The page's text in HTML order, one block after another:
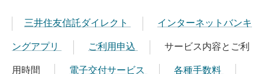
三井住友信託ダイレクト
インターネットバンキ
ングアプリ
ご利用申込
サービス内容とご利
用時間
電子交付サービス
各種手数料